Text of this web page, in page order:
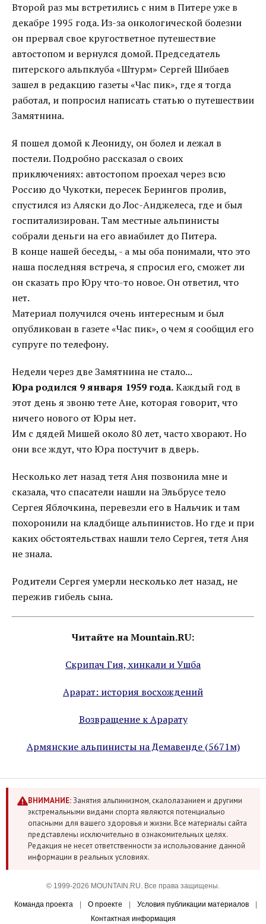
Второй раз мы встретились с ним в Питере уже в
декабре 1995 года. Из-за онкологической болезни
он прервал свое кругостветное путешествие
автостопом и вернулся домой. Председатель
питерского альпклуба «Штурм» Сергей Шибаев
зашел в редакцию газеты «Час пик», где я тогда
работал, и попросил написать статью о путешествии
Замятнина.
Я пошел домой к Леониду, он болел и лежал в
постели. Подробно рассказал о своих
приключениях: автостопом проехал через всю
Россию до Чукотки, пересек Берингов пролив,
спустился из Аляски до Лос-Анджелеса, где и был
госпитализирован. Там местные альпинисты
собрали деньги на его авиабилет до Питера.
В конце нашей беседы, - а мы оба понимали, что это
наша последняя встреча, я спросил его, сможет ли
он сказать про Юру что-то новое. Он ответил, что
нет.
Материал получился очень интересным и был
опубликован в газете «Час пик», о чем я сообщил его
супруге по телефону.
Недели через две Замятнина не стало...
Юра родился 9 января 1959 года.Каждый год в
этот день я звоню тете Ане, которая говорит, что
ничего нового от Юры нет.
Им с дядей Мишей около 80 лет, часто хворают. Но
они все ждут, что Юра постучит в дверь.
Несколько лет назад тетя Аня позвонила мне и
сказала, что спасатели нашли на Эльбрусе тело
Сергея Яблочкина, перевезли его в Нальчик и там
похоронили на кладбище альпинистов. Но где и при
каких обстоятельствах нашли тело Сергея, тетя Аня
не знала.
Родители Сергея умерли несколько лет назад, не
пережив гибель сына.
Читайте на Mountain.RU:
Скрипач Гия, хинкали и Ушба
Арарат: история восхождений
Возвращение к Арарату
Армянские альпинисты на Демавенде (5671м)
ВНИМАНИЕ:Занятия альпинизмом, скалолазанием и другими
экстремальными видами спорта являются потенциально
опасными для вашего здоровья и жизни. Все материалы сайта
представлены исключительно в ознакомительных целях.
Редакция не несет ответственности за использование данной
информации в реальных условиях.
© 1999-2026 MOUNTAIN.RU. Все права защищены.
Команда проекта О проекте Условия публикации материалов
Контактная информация